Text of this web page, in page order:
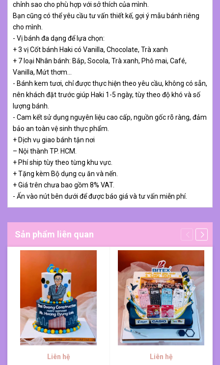
chỉnh sao cho phù hợp với sở thích của mình.
Bạn cũng có thể yêu cầu tư vấn thiết kế, gợi ý mẫu bánh riêng
cho mình.
- Vị bánh đa dạng để lựa chọn:
+ 3 vị Cốt bánh Haki có Vanilla, Chocolate, Trà xanh
+ 7 loại Nhân bánh: Bắp, Socola, Trà xanh, Phô mai, Café,
Vanilla, Mứt thơm…
- Bánh kem tươi, chỉ được thực hiện theo yêu cầu, không có sẵn,
nên khách đặt trước giúp Haki 1-5 ngày, tùy theo độ khó và số
lượng bánh.
- Cam kết sử dụng nguyên liệu cao cấp, nguồn gốc rõ ràng, đảm
bảo an toàn vệ sinh thực phẩm.
+ Dịch vụ giao bánh tận nơi
– Nội thành TP. HCM.
+ Phí ship tùy theo từng khu vực.
+ Tặng kèm Bộ dụng cụ ăn và nến.
+ Giá trên chưa bao gồm 8% VAT.
- Ấn vào nút bên dưới để được báo giá và tư vấn miễn phí.
Sản phẩm liên quan
Liên hệ
Liên hệ